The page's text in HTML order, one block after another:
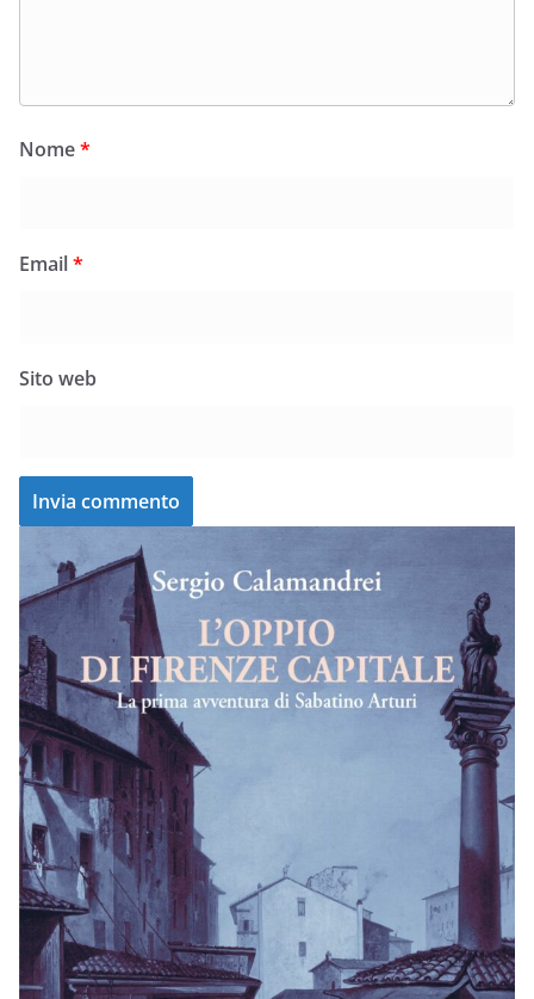
Nome*
Email*
Sito web